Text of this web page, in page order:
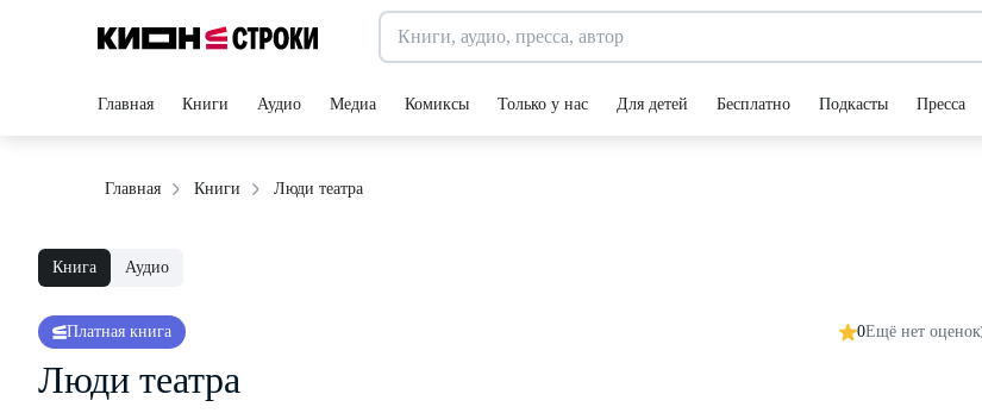
Главная Книги Аудио Медиа Комиксы Только у нас Для детей Бесплатно Подкасты Пресса
Главная Книги Люди театра
Книга Аудио
Платная книга 0Ещё нет оценок
Люди театра